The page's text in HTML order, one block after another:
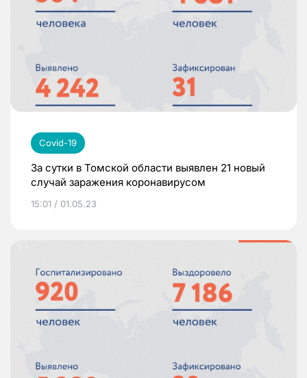
Covid-19
За сутки в Томской области выявлен 21 новый
случай заражения коронавирусом
15:01 / 01.05.23